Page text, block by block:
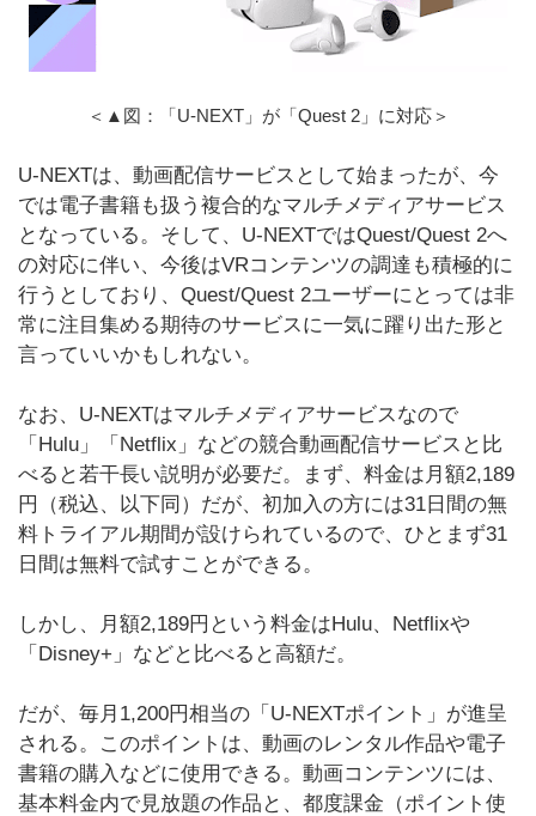
＜▲図：「U-NEXT」が「Quest 2」に対応＞
U-NEXTは、動画配信サービスとして始まったが、今
では電子書籍も扱う複合的なマルチメディアサービス
となっている。そして、U-NEXTではQuest/Quest 2へ
の対応に伴い、今後はVRコンテンツの調達も積極的に
行うとしており、Quest/Quest 2ユーザーにとっては非
常に注目集める期待のサービスに一気に躍り出た形と
言っていいかもしれない。
なお、U-NEXTはマルチメディアサービスなので
「Hulu」「Netflix」などの競合動画配信サービスと比
べると若干長い説明が必要だ。まず、料金は月額2,189
円（税込、以下同）だが、初加入の方には31日間の無
料トライアル期間が設けられているので、ひとまず31
日間は無料で試すことができる。
しかし、月額2,189円という料金はHulu、Netflixや
「Disney+」などと比べると高額だ。
だが、毎月1,200円相当の「U-NEXTポイント」が進呈
される。このポイントは、動画のレンタル作品や電子
書籍の購入などに使用できる。動画コンテンツには、
基本料金内で見放題の作品と、都度課金（ポイント使